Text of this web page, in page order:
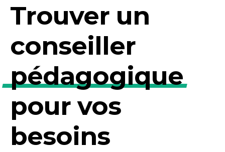
Trouver un
conseiller
pédagogique
pour vos
besoins